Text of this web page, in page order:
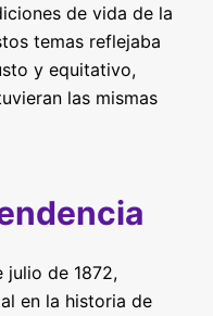
de vida de la
temas reflejaba
y equitativo,
las mismas
julio de 1872,
en la historia de